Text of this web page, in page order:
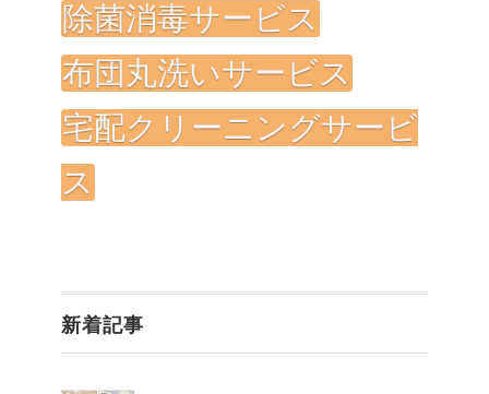
除菌消毒サービス
布団丸洗いサービス
宅配クリーニングサービ
ス
新着記事